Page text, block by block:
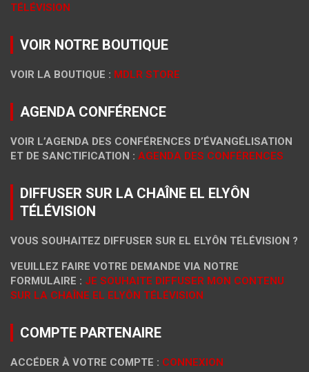
TÉLÉVISION
VOIR NOTRE BOUTIQUE
VOIR LA BOUTIQUE : MDLR STORE
AGENDA CONFÉRENCE
VOIR L’AGENDA DES CONFÉRENCES D’ÉVANGÉLISATION
ET DE SANCTIFICATION : AGENDA DES CONFÉRENCES
DIFFUSER SUR LA CHAÎNE EL ELYÔN
TÉLÉVISION
VOUS SOUHAITEZ DIFFUSER SUR EL ELYÔN TÉLÉVISION ?
VEUILLEZ FAIRE VOTRE DEMANDE VIA NOTRE
FORMULAIRE : JE SOUHAITE DIFFUSER MON CONTENU
SUR LA CHAÎNE EL ELYÔN TÉLÉVISION
COMPTE PARTENAIRE
ACCÉDER À VOTRE COMPTE : CONNEXION